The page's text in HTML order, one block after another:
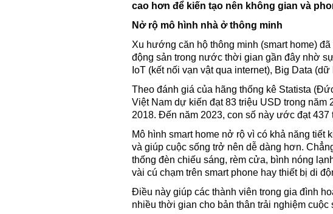
cao hơn để kiến tạo nên không gian và
Nở rộ mô hình nhà ở thông minh
Xu hướng căn hộ thông minh (smart home)
động sản trong nước thời gian gần đây nhờ
IoT (kết nối vạn vật qua internet), Big Data
Theo đánh giá của hãng thống kê Statista
Việt Nam dự kiến đạt 83 triệu USD trong
2018. Đến năm 2023, con số này ước đạt 437
Mô hình smart home nở rộ vì có khả năng tiết
và giúp cuộc sống trở nên dễ dàng hơn.
thống đèn chiếu sáng, rèm cửa, bình nóng
vài cú chạm trên smart phone hay thiết bị di
Điều này giúp các thành viên trong gia đình
nhiều thời gian cho bản thân trải nghiệm cuộc